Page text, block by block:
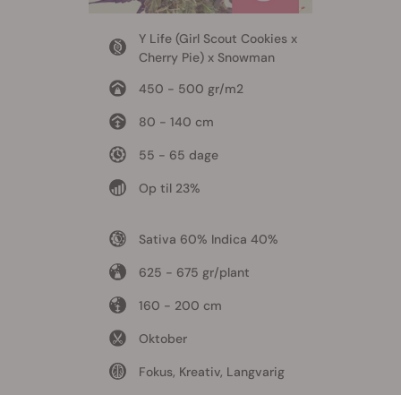
Y Life (Girl Scout Cookies x
Cherry Pie) x Snowman
450 - 500 gr/m2
80 - 140 cm
55 - 65 dage
Op til 23%
Sativa 60% Indica 40%
625 - 675 gr/plant
160 - 200 cm
Oktober
Fokus, Kreativ, Langvarig